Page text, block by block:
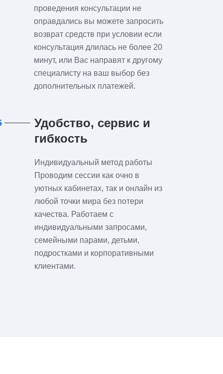
проведения консультации не
оправдались вы можете запросить
возврат средств при условии если
консультация длилась не более 20
минут, или Вас направят к другому
специалисту на ваш выбор без
дополнительных платежей.
Удобство, сервис и
гибкость
Индивидуальный метод работы
Проводим сессии как очно в
уютных кабинетах, так и онлайн из
любой точки мира без потери
качества. Работаем с
индивидуальными запросами,
семейными парами, детьми,
подростками и корпоративными
клиентами.